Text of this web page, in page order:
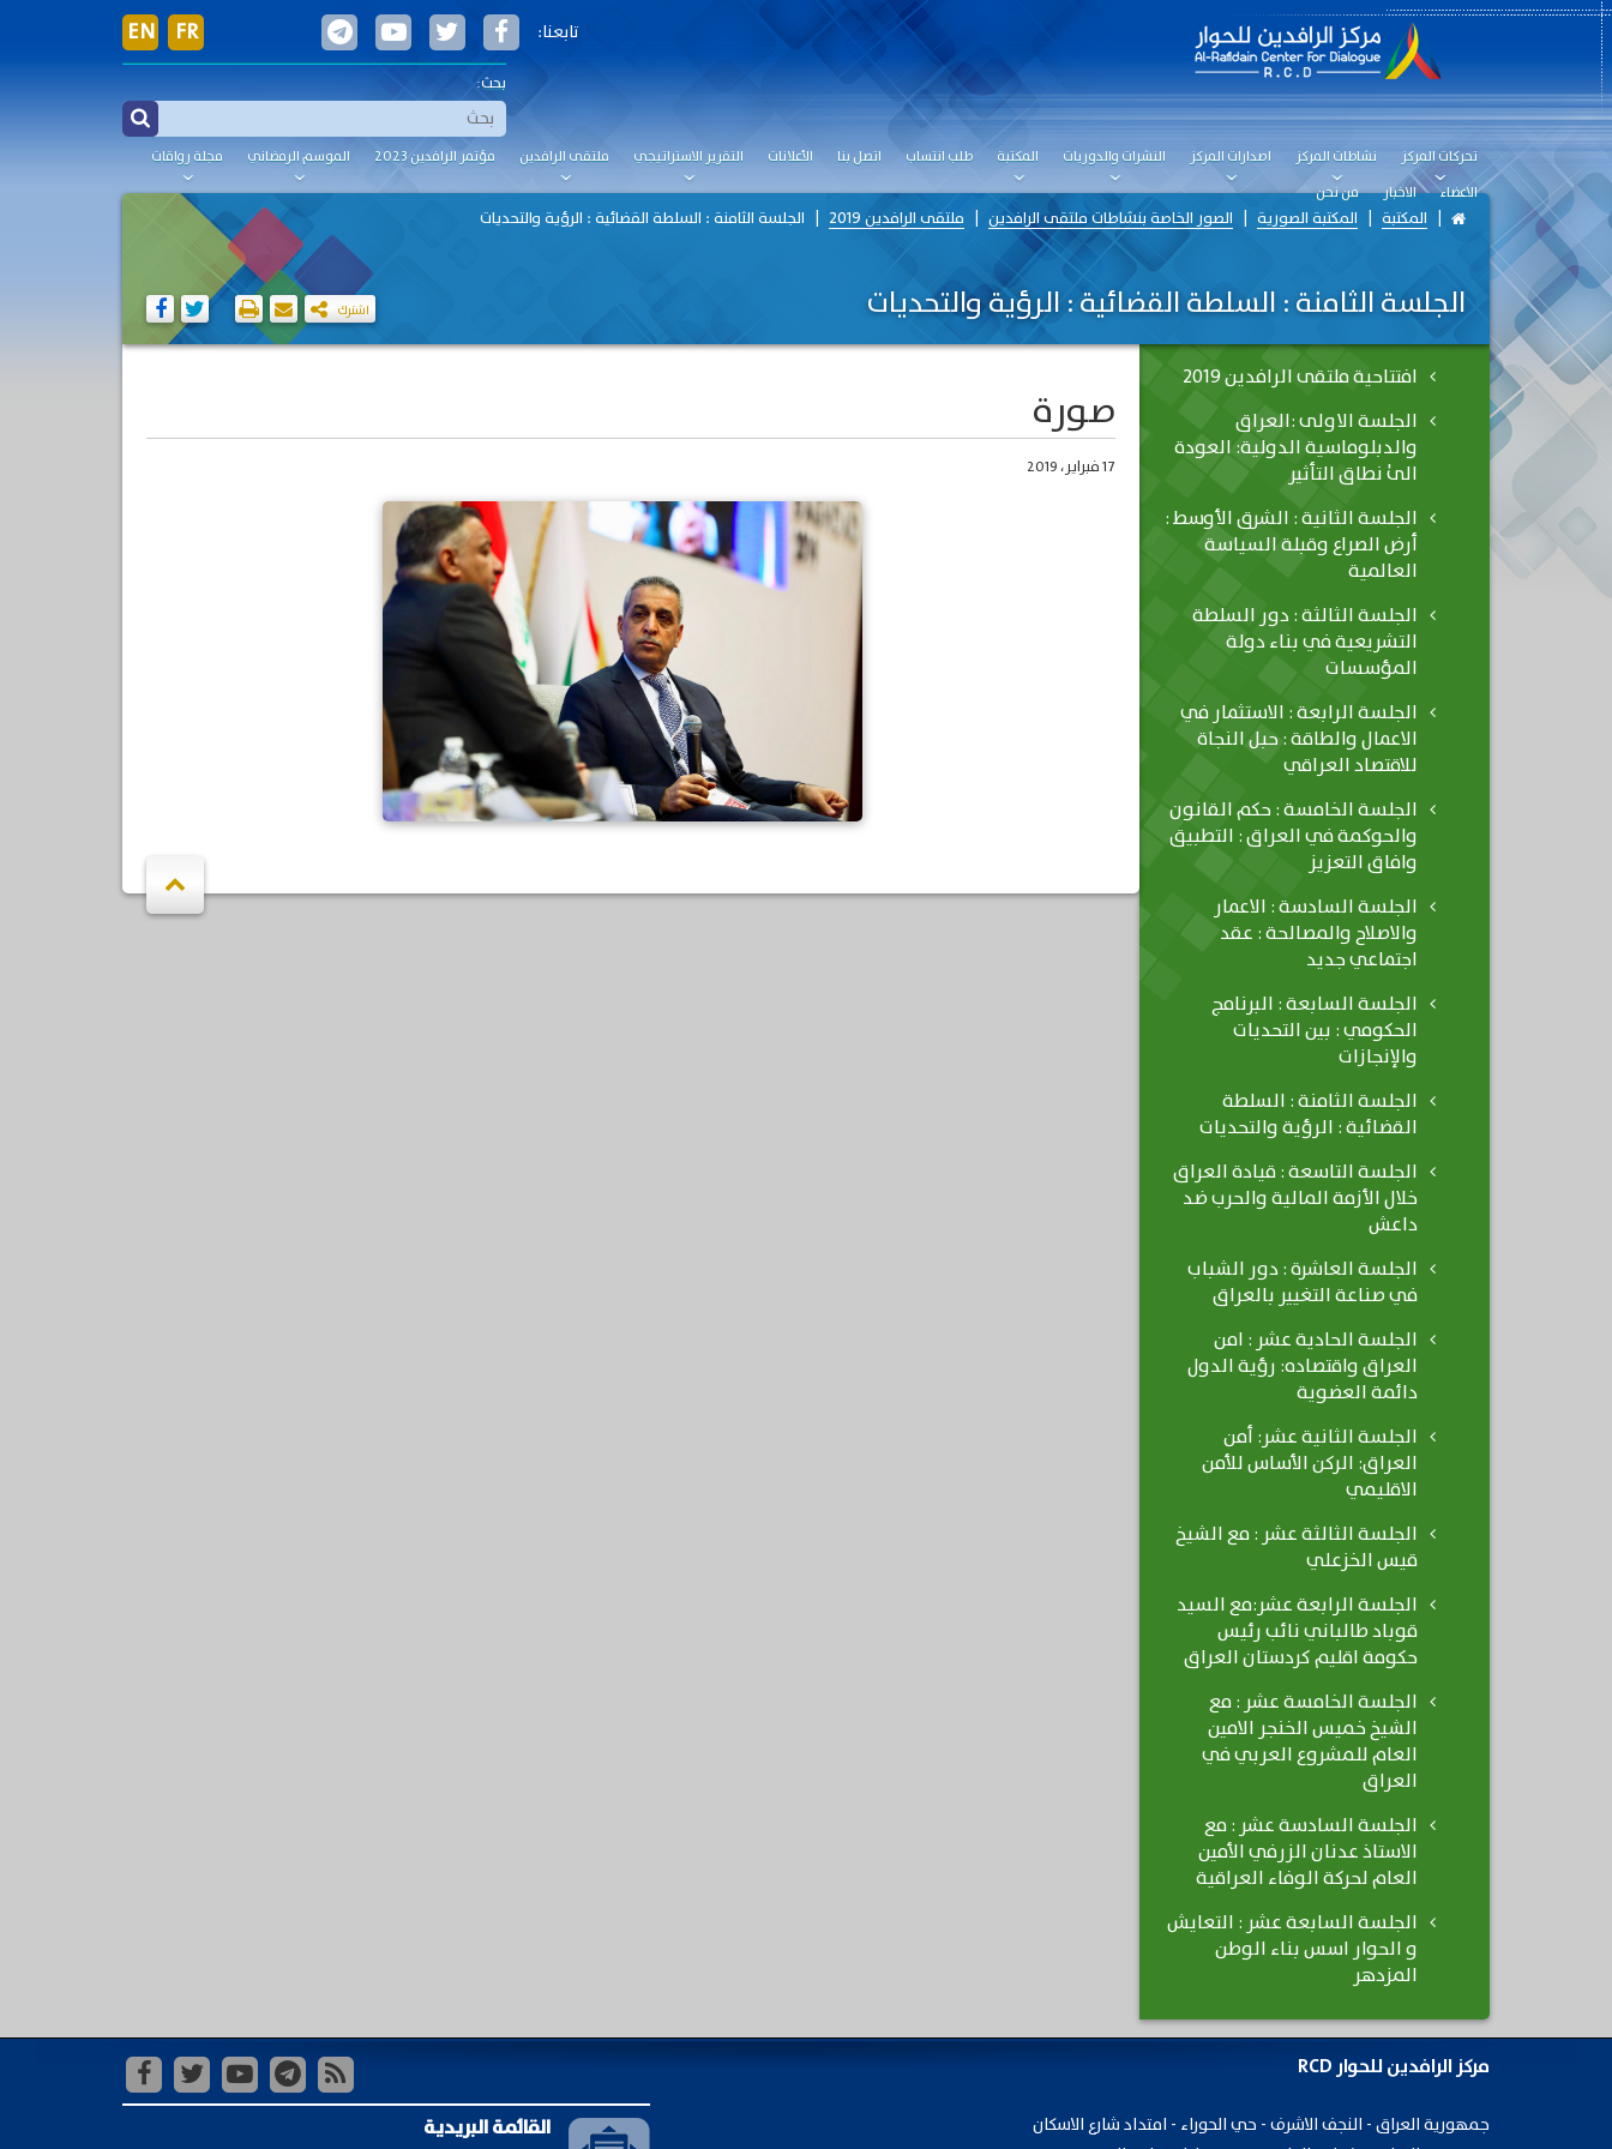
تحركات المركز نشاطات المركز اصدارات المركز النشرات والدوريات المكتبة طلب انتساب اتصل بنا الأعلانات التقرير الاستراتيجي ملتقى الرافدين مؤتمر الرافدين 2023 الموسم الرمضاني
مجلة رواقات
الاعضاء
الاخبار من نحن
EN FR تابعنا:
بحث:
المكتبة المكتبة الصورية الصور الخاصة بنشاطات ملتقى الرافدين ملتقى الرافدين 2019 الجلسة الثامنة : السلطة القضائية : الرؤية والتحديات
الجلسة الثامنة : السلطة القضائية : الرؤية والتحديات اشترك
صورة
17 فبراير، 2019
افتتاحية ملتقى الرافدين 2019
الجلسة الاولى :العراق
والدبلوماسية الدولية: العودة
الىٰ نطاق التأثير
الجلسة الثانية : الشرق الأوسط :
أرض الصراع وقبلة السياسة
العالمية
الجلسة الثالثة : دور السلطة
التشريعية في بناء دولة
المؤسسات
الجلسة الرابعة : الاستثمار في
الاعمال والطاقة : حبل النجاة
للاقتصاد العراقي
الجلسة الخامسة : حكم القانون
والحوكمة في العراق : التطبيق
وافاق التعزيز
الجلسة السادسة : الاعمار
والاصلاح والمصالحة : عقد
اجتماعي جديد
الجلسة السابعة : البرنامج
الحكومي : بين التحديات
والإنجازات
الجلسة الثامنة : السلطة
القضائية : الرؤية والتحديات
الجلسة التاسعة : قيادة العراق
خلال الأزمة المالية والحرب ضد
داعش
الجلسة العاشرة : دور الشباب
في صناعة التغيير بالعراق
الجلسة الحادية عشر : امن
العراق واقتصاده: رؤية الدول
دائمة العضوية
الجلسة الثانية عشر: أمن
العراق: الركن الأساس للأمن
الاقليمي
الجلسة الثالثة عشر : مع الشيخ
قيس الخزعلي
الجلسة الرابعة عشر:مع السيد
قوباد طالباني نائب رئيس
حكومة اقليم كردستان العراق
الجلسة الخامسة عشر : مع
الشيخ خميس الخنجر الامين
العام للمشروع العربي في
العراق
الجلسة السادسة عشر : مع
الاستاذ عدنان الزرفي الأمين
العام لحركة الوفاء العراقية
الجلسة السابعة عشر : التعايش
و الحوار اسس بناء الوطن
المزدهر
مركز الرافدين للحوار RCD
جمهورية ​العراق - النجف الاشرف - حي الحوراء - امتداد شارع الاسكان
القائمة البريدية